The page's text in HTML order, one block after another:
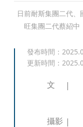
日前耐斯集團二代
旺集團二代蔡紹中
發布時間：
更新時間：
文
攝影